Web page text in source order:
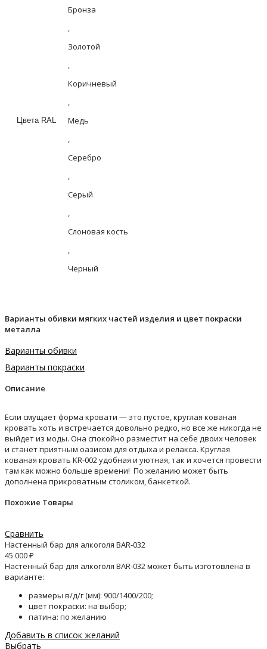
Цвета RAL
Бронза
,
Золотой
,
Коричневый
,
Медь
,
Серебро
,
Серый
,
Слоновая кость
,
Черный
Варианты обивки мягких частей изделия и цвет покраски
металла
Варианты обивки
Варианты покраски
Описание
Если смущает форма кровати — это пустое, круглая кованая
кровать хоть и встречается довольно редко, но все же никогда не
выйдет из моды. Она спокойно разместит на себе двоих человек
и станет приятным оазисом для отдыха и релакса. Круглая
кованая кровать KR-002 удобная и уютная, так и хочется провести
там как можно больше времени! По желанию может быть
дополнена прикроватным столиком, банкеткой.
Похожие Товары
Сравнить
Настенный бар для алкоголя BAR-032
45 000₽
Настенный бар для алкоголя BAR-032 может быть изготовлена в
варианте:
размеры в/д/г (мм): 900/1400/200;
цвет покраски: на выбор;
патина: по желанию
Добавить в список желаний
Выбрать